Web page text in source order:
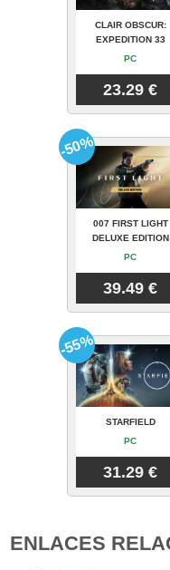
CLAIR OBSCUR:
EXPEDITION 33
PC
23.29 €
007 FIRST LIGHT
DELUXE EDITION
PC
39.49 €
-50%
STARFIELD
PC
31.29 €
-55%
ENLACES